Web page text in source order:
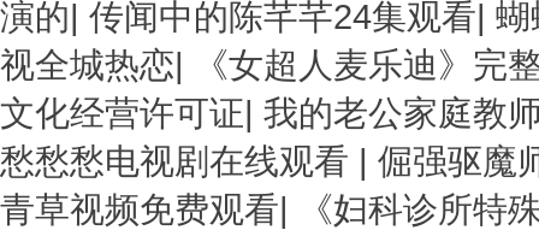
演的| 传闻中的陈芊芊24集观看| 蝴
视全城热恋|
《女超人麦乐迪》完
文化经营许可证| 我的老公家庭教
愁愁愁电视剧在线观看 | 倔强驱魔
青草视频免费观看|
《妇科诊所特